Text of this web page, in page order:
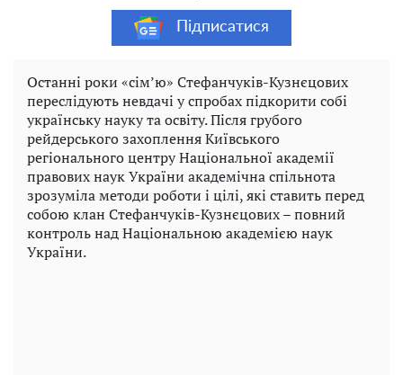
Підписатися
Останні роки «сім’ю» Стефанчуків-Кузнєцових
переслідують невдачі у спробах підкорити собі
українську науку та освіту. Після грубого
рейдерського захоплення Київського
регіонального центру Національної академії
правових наук України академічна спільнота
зрозуміла методи роботи і цілі, які ставить перед
собою клан Стефанчуків-Кузнєцових – повний
контроль над Національною академією наук
України.